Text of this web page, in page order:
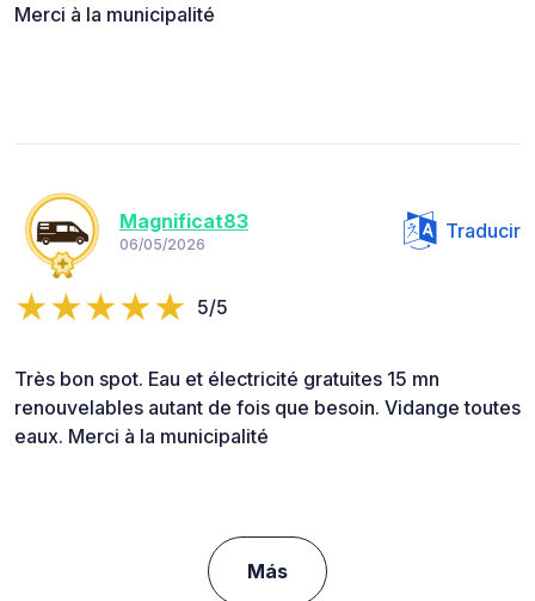
Merci à la municipalité
Magnificat83
06/05/2026
Traducir
5/5
Très bon spot. Eau et électricité gratuites 15 mn
renouvelables autant de fois que besoin. Vidange toutes
eaux. Merci à la municipalité
Más